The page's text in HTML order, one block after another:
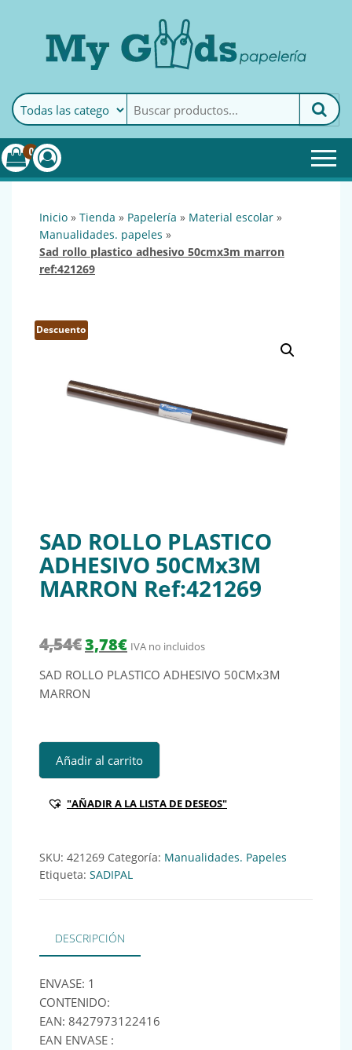
MyGoods · PapeleríaMy Goods es tu papelería
online de confianza. Podrás
encontrar todo lo necesario
0
inicio » tienda » papelería » material escolar »
manualidades. papeles »
sad rollo plastico adhesivo 50cmx3m marron
ref:421269
Descuento
SAD ROLLO PLASTICO
ADHESIVO 50CMx3M
MARRON Ref:421269
4,54€ El precio original era: 4,54€.
3,78€El precio actual es: 3,78€.
IVA no incluidos
SAD ROLLO PLASTICO ADHESIVO 50CMx3M
MARRON
SAD ROLLO PLASTICO ADHESIVO 50CMx3M MARRON
Añadir al carrito
"AÑADIR A LA LISTA DE DESEOS"
SKU: 421269 Categoría: Manualidades. Papeles
Etiqueta: SADIPAL
DESCRIPCIÓN
ENVASE: 1
CONTENIDO:
EAN: 8427973122416
EAN ENVASE :